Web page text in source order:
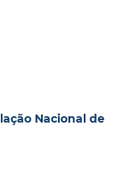
Nacional de